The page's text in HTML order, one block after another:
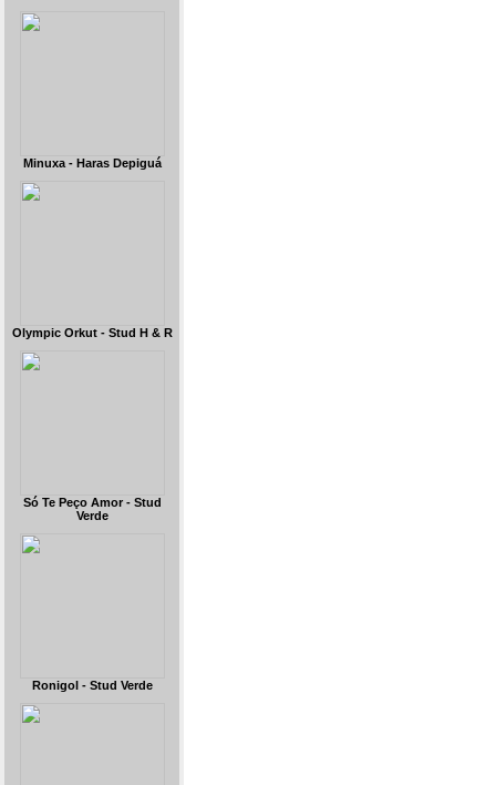
Minuxa - Haras Depiguá
Olympic Orkut - Stud H & R
Só Te Peço Amor - Stud
Verde
Ronigol - Stud Verde